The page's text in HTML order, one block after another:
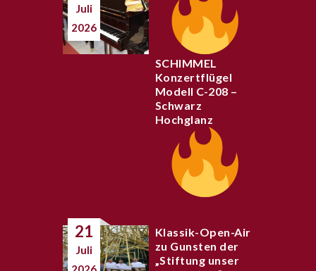
Juli
2026
SCHIMMEL
Konzertflügel
Modell C-208 –
Schwarz
Hochglanz
21
Juli
Klassik-Open-Air
zu Gunsten der
„Stiftung unser